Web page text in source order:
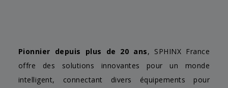
Pionnier depuis plus de 20 ans, SPHINX France
offre des solutions innovantes pour un monde
intelligent, connectant divers équipements pour